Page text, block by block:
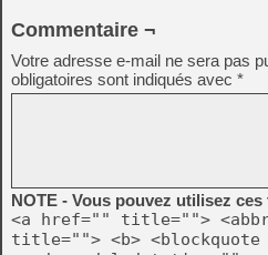
Commentaire ¬
Votre adresse e-mail ne sera pas
obligatoires sont indiqués avec *
NOTE - Vous pouvez utilisez
<a href="" title="">
title=""> <b>